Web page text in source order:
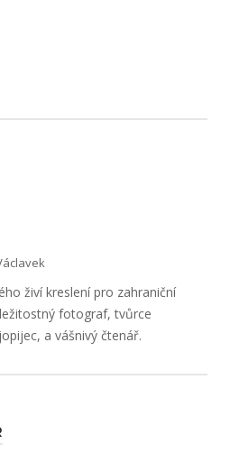
živí kreslení pro zahraniční
fotograf, tvůrce
a vášnivý čtenář.